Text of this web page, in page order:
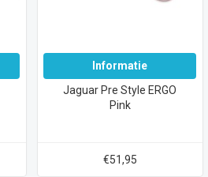
Informatie
Jaguar Pre Style ERGO
Pink
€51,95